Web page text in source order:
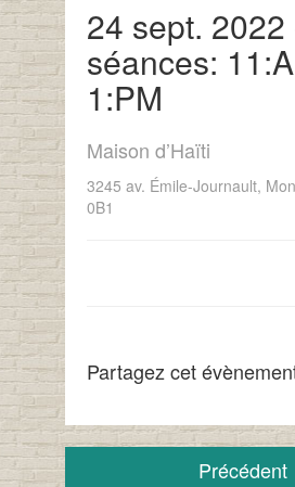
24 sept. 2022
séances:
1:PM
Maison d’Haïti
3245 av. Émile-Journault,
0B1
Partagez cet
Précédent